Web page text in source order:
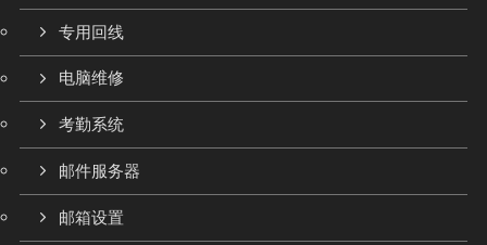
专用回线
电脑维修
考勤系统
邮件服务器
邮箱设置